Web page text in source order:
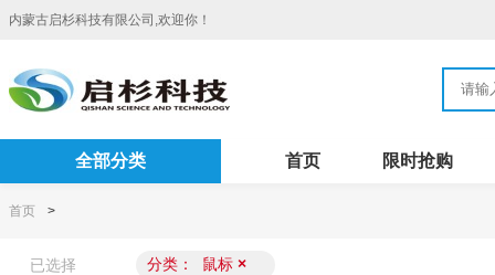
内蒙古启杉科技有限公司,欢迎你！
全部分类 首页 限时抢购
首页 >
已选择 分类： 鼠标 ×